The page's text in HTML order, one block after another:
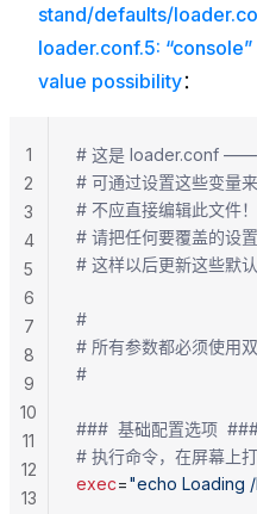
stand/defaults/
loader.conf.5:
value possibility：
# 这是 loader.conf ——
# 可通过设置这些变量
# 不应直接编辑此文件！
# 请把任何要覆盖的设
# 这样以后更新这些默
#
# 所有参数都必须使用双
#
###  基础配置选项
# 执行命令，在屏幕上
exec="echo Loading
1
2
3
4
5
6
7
8
9
10
11
12
13